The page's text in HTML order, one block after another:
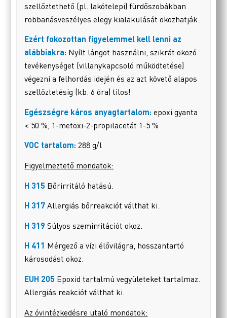
szellőztethető (pl. lakótelepi) fürdőszobákban
robbanásveszélyes elegy kialakulását okozhatják.
Ezért fokozottan figyelemmel kell lenni az
alábbiakra: Nyílt lángot használni, szikrát okozó
tevékenységet (villanykapcsoló működtetése)
végezni a felhordás idején és az azt követő alapos
szellőztetésig (kb. 6 óra) tilos!
Egészségre káros anyagtartalom: epoxi gyanta
< 50 %, 1-metoxi-2-propilacetát 1-5 %
VOC tartalom: 288 g/l
Figyelmeztető mondatok:
H 315 Bőrirritáló hatású.
H 317 Allergiás bőrreakciót válthat ki.
H 319 Súlyos szemirritációt okoz.
H 411 Mérgező a vízi élővilágra, hosszantartó
károsodást okoz.
EUH 205 Epoxid tartalmú vegyületeket tartalmaz.
Allergiás reakciót válthat ki.
Az óvintézkedésre utaló mondatok: